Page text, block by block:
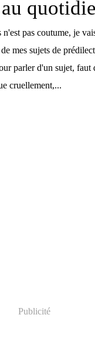
pas coutume, je
mes sujets de
parler d'un sujet,
cruellement,...
Publicité